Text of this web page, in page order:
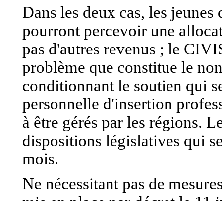
Dans les deux cas, les
pourront percevoir une
pas d'autres revenus ; le
problème que constitue le
conditionnant le soutien qui
personnelle d'insertion
à être gérés par les régions.
dispositions législatives qui
mois.
Ne nécessitant pas de